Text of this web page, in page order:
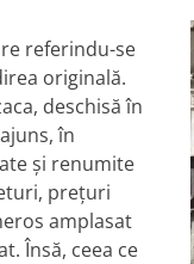
referindu-se
originală.
deschisă în
în
și renumite
prețuri
amplasat
Însă, ceea ce